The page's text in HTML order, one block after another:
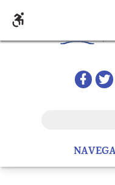
Redes